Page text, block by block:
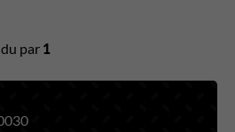
par 1